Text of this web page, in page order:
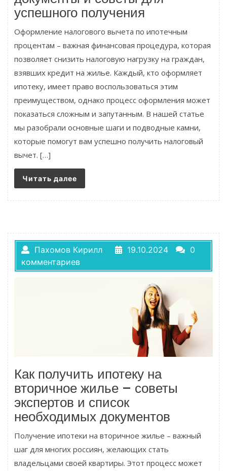
успешного получения
Оформление налогового вычета по ипотечным
процентам – важная финансовая процедура, которая
позволяет снизить налоговую нагрузку на граждан,
взявших кредит на жилье. Каждый, кто оформляет
ипотеку, имеет право воспользоваться этим
преимуществом, однако процесс оформления может
показаться сложным и запутанным. В нашей статье
мы разобрали основные шаги и подводные камни,
которые помогут вам успешно получить налоговый
вычет. […]
Читать далее
Пахомов Кирилл 19.10.2024
0
комментариев
Как получить ипотеку на
вторичное жилье – советы
экспертов и список
необходимых документов
Получение ипотеки на вторичное жилье – важный
шаг для многих россиян, желающих стать
владельцами своей квартиры. Этот процесс может